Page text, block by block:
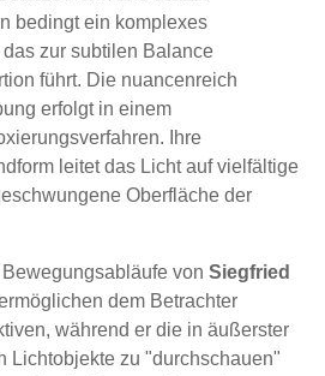
bedingt ein komplexes
zur subtilen Balance
führt. Die nuancenreich
erfolgt in einem
Ihre
leitet das Licht auf vielfältige
Oberfläche der
vonSiegfried
dem Betrachter
während er die in äußerster
Lichtobjekte zu "durchschauen"